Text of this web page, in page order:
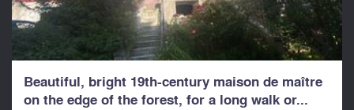
Beautiful, bright 19th-century maison de maître
on the edge of the forest, for a long walk or...